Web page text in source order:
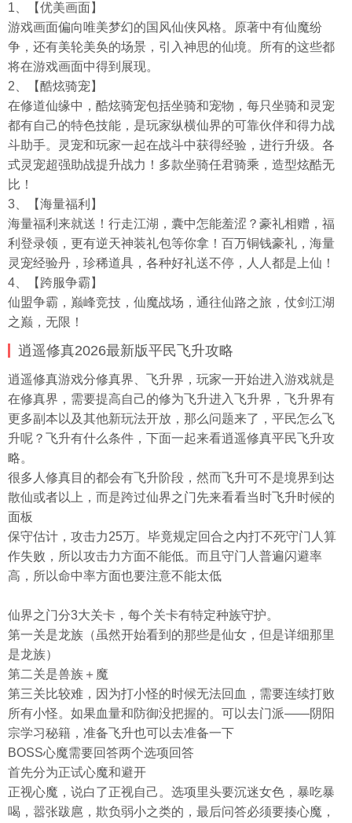
1、【优美画面】
游戏画面偏向唯美梦幻的国风仙侠风格。原著中有仙魔纷
争，还有美轮美奂的场景，引入神思的仙境。所有的这些都
将在游戏画面中得到展现。
2、【酷炫骑宠】
在修道仙缘中，酷炫骑宠包括坐骑和宠物，每只坐骑和灵宠
都有自己的特色技能，是玩家纵横仙界的可靠伙伴和得力战
斗助手。灵宠和玩家一起在战斗中获得经验，进行升级。各
式灵宠超强助战提升战力！多款坐骑任君骑乘，造型炫酷无
比！
3、【海量福利】
海量福利来就送！行走江湖，囊中怎能羞涩？豪礼相赠，福
利登录领，更有逆天神装礼包等你拿！百万铜钱豪礼，海量
灵宠经验丹，珍稀道具，各种好礼送不停，人人都是上仙！
4、【跨服争霸】
仙盟争霸，巅峰竞技，仙魔战场，通往仙路之旅，仗剑江湖
之巅，无限！
逍遥修真2026最新版平民飞升攻略
逍遥修真游戏分修真界、飞升界，玩家一开始进入游戏就是
在修真界，需要提高自己的修为飞升进入飞升界，飞升界有
更多副本以及其他新玩法开放，那么问题来了，平民怎么飞
升呢？飞升有什么条件，下面一起来看逍遥修真平民飞升攻
略。
很多人修真目的都会有飞升阶段，然而飞升可不是境界到达
散仙或者以上，而是跨过仙界之门先来看看当时飞升时候的
面板
保守估计，攻击力25万。毕竟规定回合之内打不死守门人算
作失败，所以攻击力方面不能低。而且守门人普遍闪避率
高，所以命中率方面也要注意不能太低
仙界之门分3大关卡，每个关卡有特定种族守护。
第一关是龙族（虽然开始看到的那些是仙女，但是详细那里
是龙族）
第二关是兽族＋魔
第三关比较难，因为打小怪的时候无法回血，需要连续打败
所有小怪。如果血量和防御没把握的。可以去门派——阴阳
宗学习秘籍，准备飞升也可以去准备一下
BOSS心魔需要回答两个选项回答
首先分为正试心魔和避开
正视心魔，说白了正视自己。选项里头要沉迷女色，暴吃暴
喝，嚣张跋扈，欺负弱小之类的，最后问答必须要揍心魔，